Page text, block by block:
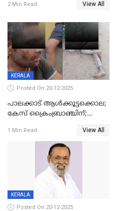
ഊർജ്ജിതമാക്കിമാക്കി
2 Min Read View All
KERALA
Posted On 20-12-2025
പാലക്കാട് ആൾക്കൂട്ടക്കൊല;
കേസ് ക്രൈംബ്രാഞ്ചിന്;
അന്വേഷിക്കും
1 Min Read View All
KERALA
Posted On 20-12-2025